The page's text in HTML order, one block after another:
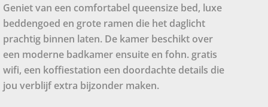
Geniet van een comfortabel queensize bed, luxe
beddengoed en grote ramen die het daglicht
prachtig binnen laten. De kamer beschikt over
een moderne badkamer ensuite en fohn. gratis
wifi, een koffiestation een doordachte details die
jou verblijf extra bijzonder maken.